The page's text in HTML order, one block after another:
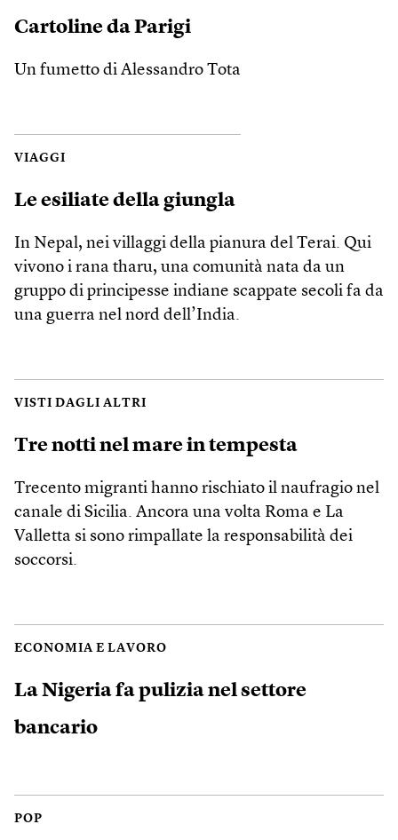
Cartoline da Parigi
Un fumetto di Alessandro Tota
VIAGGI
Le esiliate della giungla
In Nepal, nei villaggi della pianura del Terai. Qui
vivono i rana tharu, una comunità nata da un
gruppo di principesse indiane scappate secoli fa da
una guerra nel nord dell’India.
VISTI DAGLI ALTRI
Tre notti nel mare in tempesta
Trecento migranti hanno rischiato il naufragio nel
canale di Sicilia. Ancora una volta Roma e La
Valletta si sono rimpallate la responsabilità dei
soccorsi.
ECONOMIA E LAVORO
La Nigeria fa pulizia nel settore
bancario
POP